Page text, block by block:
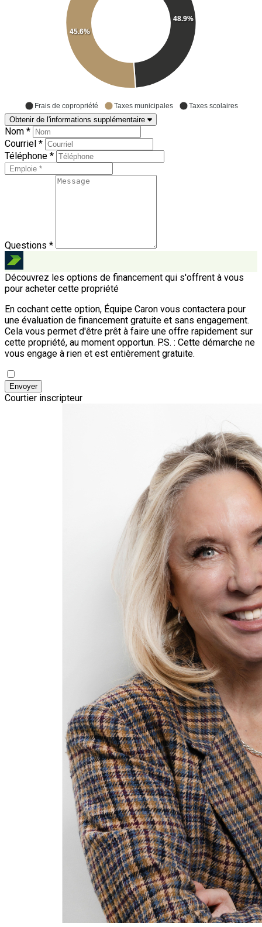
48.9%
45.6%
Frais de copropriété Taxes municipales Taxes scolaires
Obtenir de l'informations supplémentaire
Nom *
Courriel *
Téléphone *
Questions *
Découvrez les options de financement qui s'offrent à vous
pour acheter cette propriété
En cochant cette option, Équipe Caron vous contactera pour
une évaluation de financement gratuite et sans engagement.
Cela vous permet d'être prêt à faire une offre rapidement sur
cette propriété, au moment opportun. P.S. : Cette démarche ne
vous engage à rien et est entièrement gratuite.
Envoyer
Courtier inscripteur